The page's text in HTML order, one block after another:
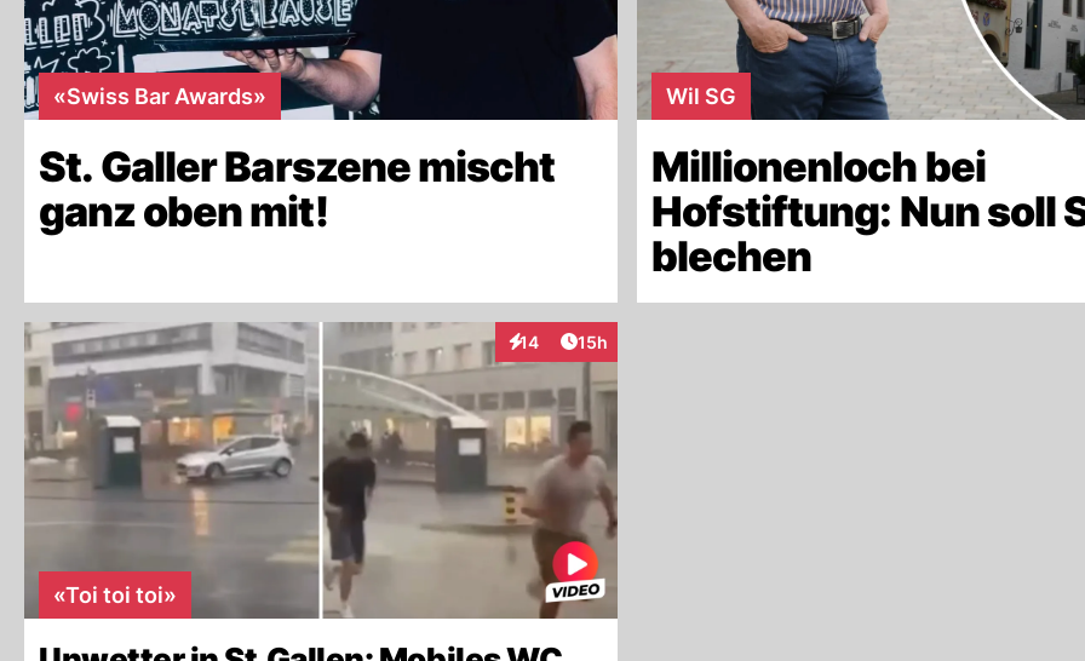
«Swiss Bar Awards»
St. Galler Barszene mischt
ganz oben mit!
Wil SG
Millionenloch bei
Hofstiftung: Nun soll
blechen
14
InteraktionenArtikel veröffentlicht:
15h
«Toi toi toi»